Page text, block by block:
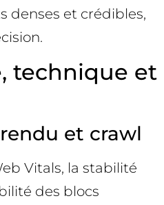
denses et crédibles,
technique et
et crawl
Vitals, la stabilité
des blocs